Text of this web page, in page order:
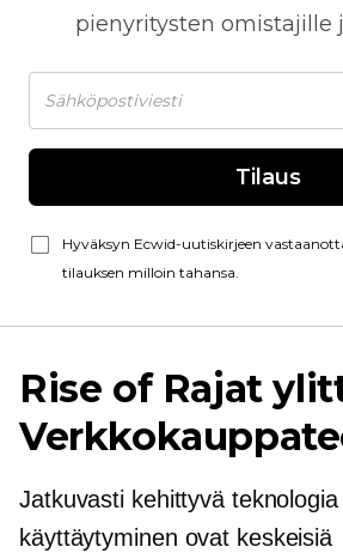
pienyritysten omistajille
Tilaus
Hyväksyn Ecwid-uutiskirjeen
tilauksen milloin tahansa.
Rise of Rajat
Jatkuvasti kehittyvä
käyttäytyminen ovat keskeisiä